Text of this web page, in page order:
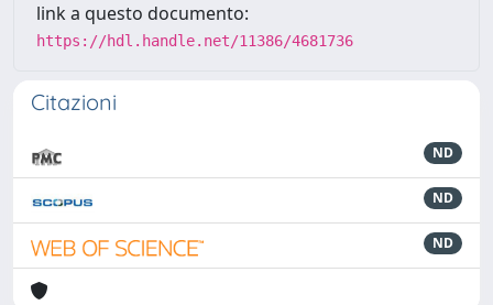
link a questo documento:
https://hdl.handle.net/11386/4681736
Citazioni
ND
ND
ND